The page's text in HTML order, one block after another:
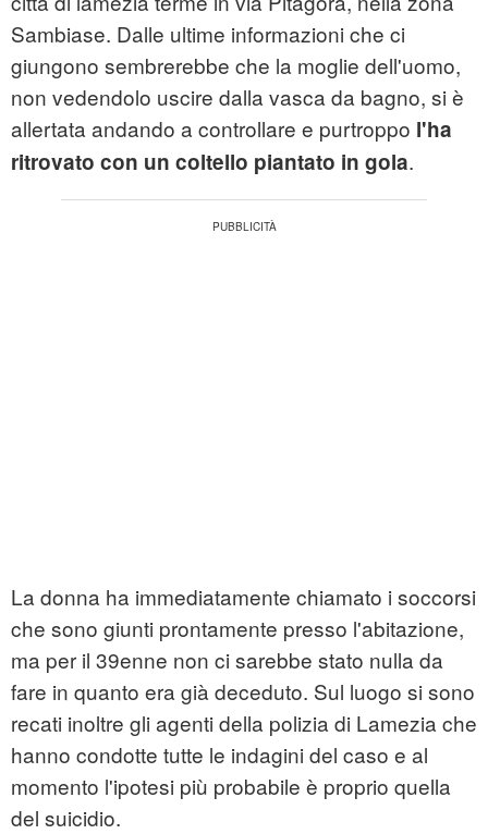
Sambiase. Dalle ultime informazioni che ci
giungono sembrerebbe che la moglie dell'uomo,
non vedendolo uscire dalla vasca da bagno, si è
allertata andando a controllare e purtroppo l'ha
ritrovato con un coltello piantato in gola.
La donna ha immediatamente chiamato i soccorsi
che sono giunti prontamente presso l'abitazione,
ma per il 39enne non ci sarebbe stato nulla da
fare in quanto era già deceduto. Sul luogo si sono
recati inoltre gli agenti della polizia di Lamezia che
hanno condotte tutte le indagini del caso e al
momento l'ipotesi più probabile è proprio quella
del suicidio.